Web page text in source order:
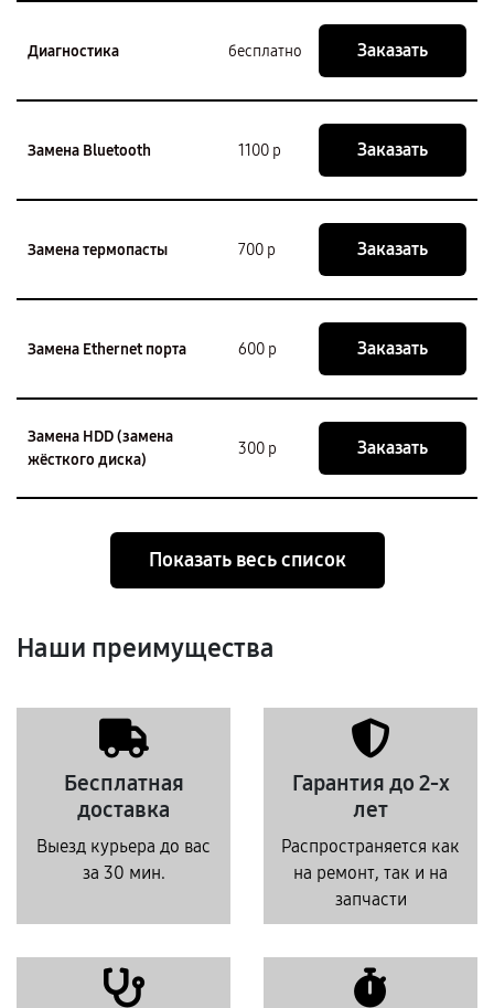
Диагностика бесплатно Заказать
Замена Bluetooth 1100 р Заказать
Замена термопасты 700 р Заказать
Замена Ethernet порта 600 р Заказать
Замена HDD (замена
жёсткого диска)
300 р Заказать
Показать весь список
Наши преимущества
Бесплатная
доставка
Выезд курьера до вас
за 30 мин.
Гарантия до 2-х
лет
Распространяется как
на ремонт, так и на
запчасти